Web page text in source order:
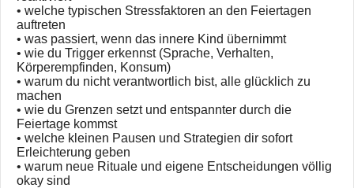
• welche typischen Stressfaktoren an den Feiertagen
auftreten
• was passiert, wenn das innere Kind übernimmt
• wie du Trigger erkennst (Sprache, Verhalten,
Körperempfinden, Konsum)
• warum du nicht verantwortlich bist, alle glücklich zu
machen
• wie du Grenzen setzt und entspannter durch die
Feiertage kommst
• welche kleinen Pausen und Strategien dir sofort
Erleichterung geben
• warum neue Rituale und eigene Entscheidungen völlig
okay sind